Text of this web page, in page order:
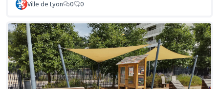
Ville de Lyon 0 0